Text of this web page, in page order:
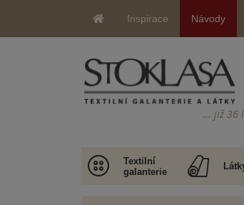
Inspirace Návody
… již 36
Textilní
galanterie